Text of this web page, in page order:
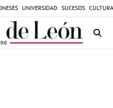
UNIVERSIDAD SUCESOS